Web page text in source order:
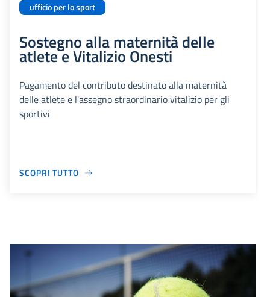
ufficio per lo sport
Sostegno alla maternità delle
atlete e Vitalizio Onesti
Pagamento del contributo destinato alla maternità
delle atlete e l'assegno straordinario vitalizio per gli
sportivi
SCOPRI TUTTO